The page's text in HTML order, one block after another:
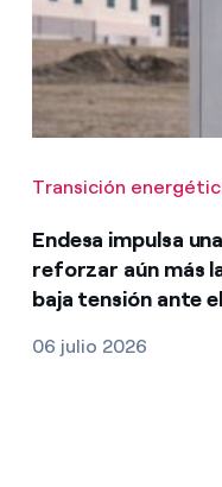
Transición
Endesa impulsa
reforzar aún más
baja tensión ante
06 julio 2026